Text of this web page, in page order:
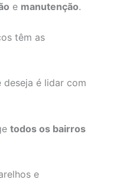
e manutenção.
têm as
é lidar com
todos os bairros
e